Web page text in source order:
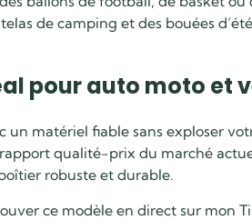
de camping et des bouées
pour auto moto et
un matériel fiable sans exploser
qualité-prix du marché
robuste et durable.
ce modèle en direct sur mon